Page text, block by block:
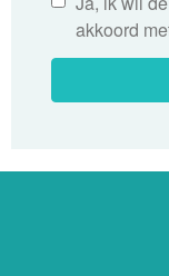
akkoord